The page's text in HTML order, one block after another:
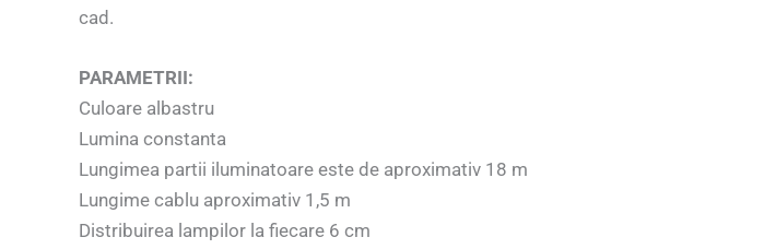
cad.
PARAMETRII:
Culoare albastru
Lumina constanta
Lungimea partii iluminatoare este de aproximativ 18 m
Lungime cablu aproximativ 1,5 m
Distribuirea lampilor la fiecare 6 cm